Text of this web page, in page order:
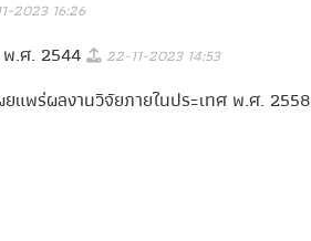
2023 16:26
พ.ศ. 2544 22-11-2023 14:53
แพร่ผลงานวิจัยภายในประเทศ พ.ศ. 2558